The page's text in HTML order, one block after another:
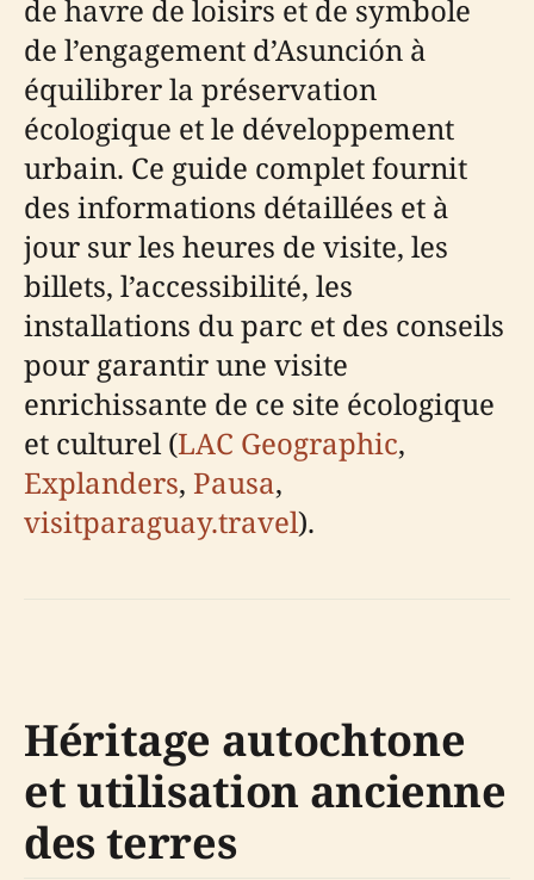
de havre de loisirs et de symbole
de l’engagement d’Asunción à
équilibrer la préservation
écologique et le développement
urbain. Ce guide complet fournit
des informations détaillées et à
jour sur les heures de visite, les
billets, l’accessibilité, les
installations du parc et des conseils
pour garantir une visite
enrichissante de ce site écologique
et culturel (LAC Geographic,
Explanders, Pausa,
visitparaguay.travel).
Héritage autochtone
et utilisation ancienne
des terres